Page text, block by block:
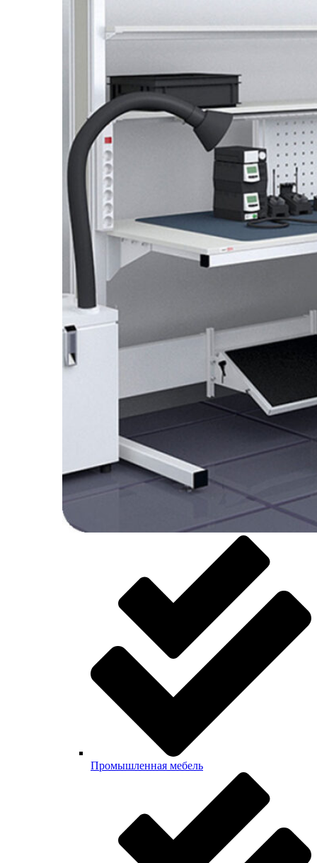
Промышленная мебель